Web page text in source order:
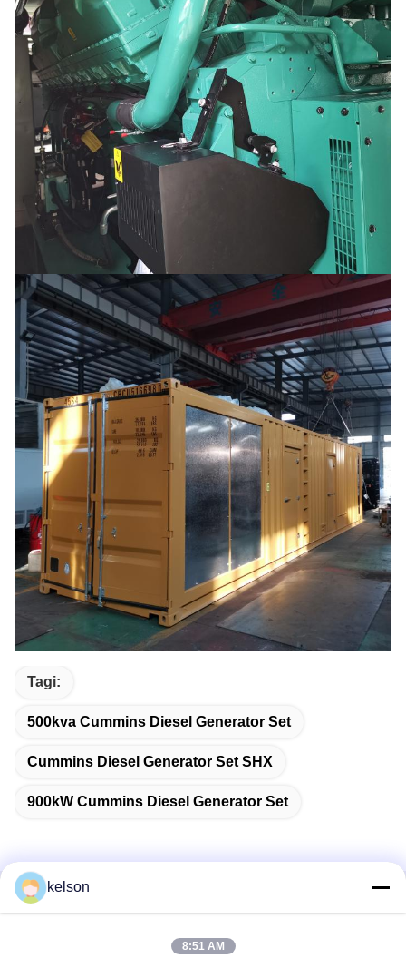
Tagi:
500kva Cummins Diesel Generator Set
Cummins Diesel Generator Set SHX
900kW Cummins Diesel Generator Set
Szybki kontakt
kelson
8:51 AM